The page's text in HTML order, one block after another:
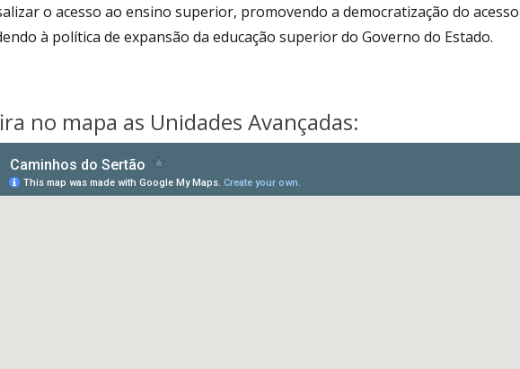
o acesso ao ensino superior, promovendo a democratização do
à política de expansão da educação superior do Governo do Estado.
no mapa as Unidades Avançadas: